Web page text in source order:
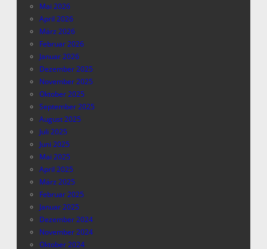
Mai 2026
April 2026
März 2026
Februar 2026
Januar 2026
Dezember 2025
November 2025
Oktober 2025
September 2025
August 2025
Juli 2025
Juni 2025
Mai 2025
April 2025
März 2025
Februar 2025
Januar 2025
Dezember 2024
November 2024
Oktober 2024